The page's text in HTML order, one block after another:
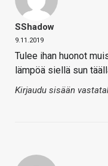
SShadow
9.11.2019
Tulee ihan huonot
lämpöä siellä sun
Kirjaudu sisään